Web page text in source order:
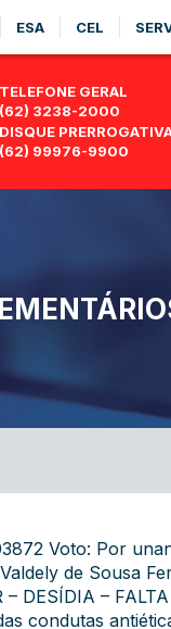
ESA CEL
TELEFONE GERAL
(62) 3238-2000
DISQUE
(62) 99976-9900
Voto: Por
de Sousa
– DESÍDIA –
condutas